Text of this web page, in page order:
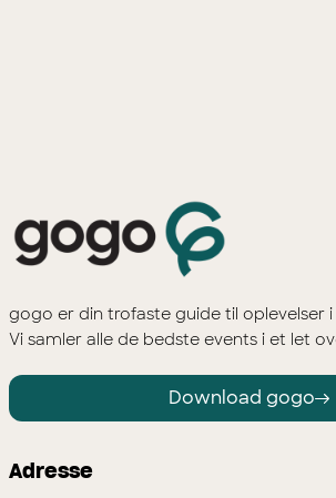
gogo er din trofaste guide til oplevelser
Vi samler alle de bedste events i et let
Download gogo
Adresse